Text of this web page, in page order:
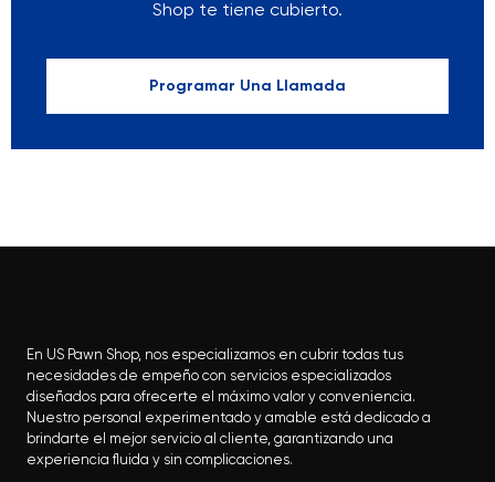
Shop te tiene cubierto.
Programar Una Llamada
En US Pawn Shop, nos especializamos en cubrir todas tus
necesidades de empeño con servicios especializados
diseñados para ofrecerte el máximo valor y conveniencia.
Nuestro personal experimentado y amable está dedicado a
brindarte el mejor servicio al cliente, garantizando una
experiencia fluida y sin complicaciones.